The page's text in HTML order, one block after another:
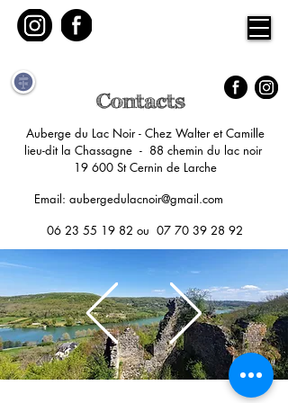
Contacts
Auberge du Lac Noir - Chez Walter et Camille
lieu-dit la Chassagne - 88 chemin du lac noir
19 600 St Cernin de Larche
Email: aubergedulacnoir@gmail.com
06 23 55 19 82 ou 07 70 39 28 92